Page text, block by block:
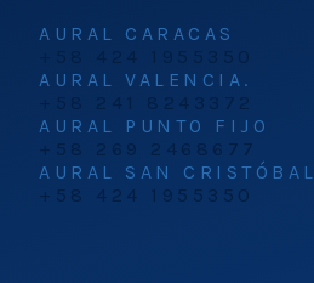
AURAL CARACAS
+58 424 1955350
AURAL VALENCIA.
+58 241 8243372
AURAL PUNTO FIJO
+58 269 2468677
AURAL SAN CRISTÓBAL
+58 424 1955350